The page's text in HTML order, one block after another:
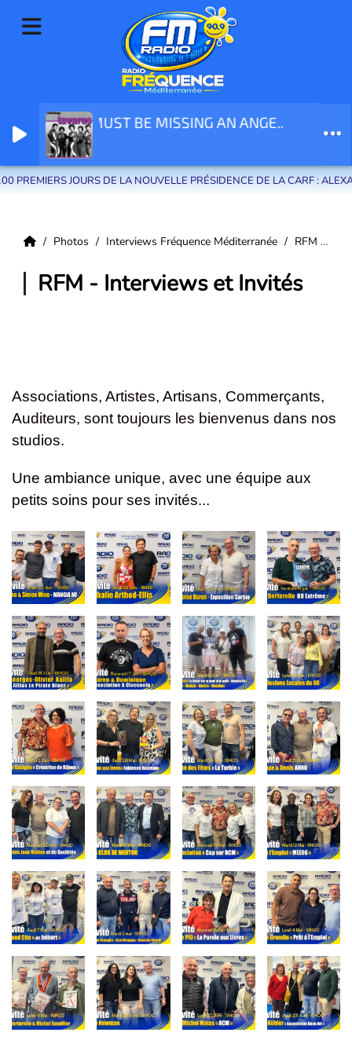
Radio Fréquence Méditerranée la radio de menton et des communes de
la riviera française
BE MISSING AN ANGE..
MASSON DÉVOILE SA FEUILLE DE ROUTE POUR LE
Photos Interviews Fréquence Méditerranée RFM - Interviews et Invités
RFM - Interviews et Invités
Associations, Artistes, Artisans, Commerçants,
Auditeurs, sont toujours les bienvenus dans nos
studios.
Une ambiance unique, avec une équipe aux
petits soins pour ses invités...